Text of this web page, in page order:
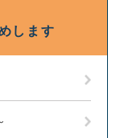
します